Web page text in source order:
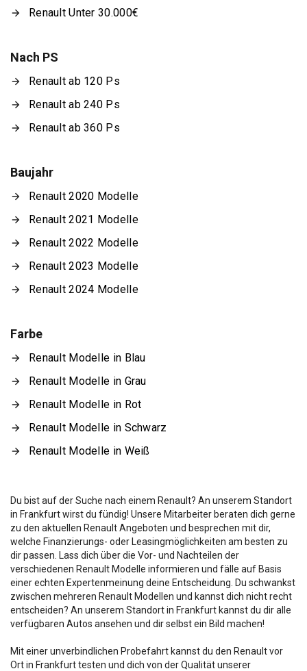
Renault Unter 30.000€
Nach PS
Renault ab 120 Ps
Renault ab 240 Ps
Renault ab 360 Ps
Baujahr
Renault 2020 Modelle
Renault 2021 Modelle
Renault 2022 Modelle
Renault 2023 Modelle
Renault 2024 Modelle
Farbe
Renault Modelle in Blau
Renault Modelle in Grau
Renault Modelle in Rot
Renault Modelle in Schwarz
Renault Modelle in Weiß
Du bist auf der Suche nach einem Renault? An unserem Standort
in Frankfurt wirst du fündig! Unsere Mitarbeiter beraten dich gerne
zu den aktuellen Renault Angeboten und besprechen mit dir,
welche Finanzierungs- oder Leasingmöglichkeiten am besten zu
dir passen. Lass dich über die Vor- und Nachteilen der
verschiedenen Renault Modelle informieren und fälle auf Basis
einer echten Expertenmeinung deine Entscheidung. Du schwankst
zwischen mehreren Renault Modellen und kannst dich nicht recht
entscheiden? An unserem Standort in Frankfurt kannst du dir alle
verfügbaren Autos ansehen und dir selbst ein Bild machen!
Mit einer unverbindlichen Probefahrt kannst du den Renault vor
Ort in Frankfurt testen und dich von der Qualität unserer